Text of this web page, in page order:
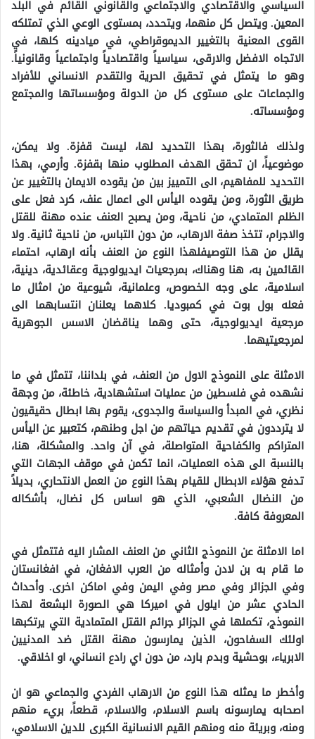
السياسي والاقتصادي والاجتماعي والقانوني القائم في البلد
المعين. ويتصل كل منهما، ويتحدد، بمستوى الوعي الذي تمتلكه
القوى المعنية بالتغيير الديموقراطي، في ميادينه كلها، في
الاتجاه الافضل والارقى، سياسياً واقتصادياً واجتماعياً وقانونياً.
وهو ما يتمثل في تحقيق الحرية والتقدم الانساني للأفراد
والجماعات على مستوى كل من الدولة ومؤسساتها والمجتمع
ومؤسساته.
ولذلك فالثورة، بهذا التحديد لها، ليست قفزة. ولا يمكن،
موضوعياً، ان تحقق الهدف المطلوب منها بقفزة. وأرمي، بهذا
التحديد للمفاهيم، الى التمييز بين من يقوده الايمان بالتغيير عن
طريق الثورة، ومن يقوده اليأس الى اعمال عنف، كرد فعل على
الظلم المتمادي، من ناحية، ومن يصبح العنف عنده مهنة للقتل
والاجرام، تتخذ صفة الارهاب، من دون التباس، من ناحية ثانية. ولا
يقلل من هذا التوصيفلهذا النوع من العنف بأنه ارهاب، احتماء
القائمين به، هنا وهناك، بمرجعيات ايديولوجية وعقائدية، دينية،
اسلامية، على وجه الخصوص، وعلمانية، شيوعية من امثال ما
فعله بول بوت في كمبوديا. كلاهما يعلنان انتسابهما الى
مرجعية ايديولوجية، حتى وهما يناقضان الاسس الجوهرية
لمرجعيتيهما.
الامثلة على النموذج الاول من العنف، في بلداننا، تتمثل في ما
نشهده في فلسطين من عمليات استشهادية، خاطئة، من وجهة
نظري، في المبدأ والسياسة والجدوى، يقوم بها ابطال حقيقيون
لا يترددون في تقديم حياتهم من اجل وطنهم، كتعبير عن اليأس
المتراكم والكفاحية المتواصلة، في آن واحد. والمشكلة، هنا،
بالنسبة الى هذه العمليات، انما تكمن في موقف الجهات التي
تدفع هؤلاء الابطال للقيام بهذا النوع من العمل الانتحاري، بديلاً
من النضال الشعبي، الذي هو اساس كل نضال، بأشكاله
المعروفة كافة.
اما الامثلة عن النموذج الثاني من العنف المشار اليه فتتمثل في
ما قام به بن لادن وأمثاله من العرب الافغان، في افغانستان
وفي الجزائر وفي مصر وفي اليمن وفي اماكن اخرى. وأحداث
الحادي عشر من ايلول في اميركا هي الصورة البشعة لهذا
النموذج، تكملها في الجزائر جرائم القتل المتمادية التي يرتكبها
اولئك السفاحون، الذين يمارسون مهنة القتل ضد المدنيين
الابرياء، بوحشية وبدم بارد، من دون اي رادع انساني، او اخلاقي.
وأخطر ما يمثله هذا النوع من الارهاب الفردي والجماعي هو ان
اصحابه يمارسونه باسم الاسلام، والاسلام، قطعاً، بريء منهم
ومنه، وبريئة منه ومنهم القيم الانسانية الكبرى للدين الاسلامي،